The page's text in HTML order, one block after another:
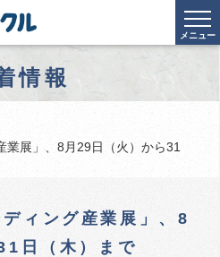
メニュー
情報
業展」、8月29日（火）から31
ィング産業展」、8
日（木）まで